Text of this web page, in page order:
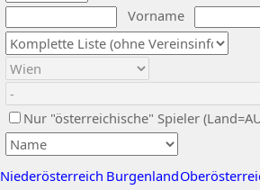
Vorname
Nur "österreichische" Spieler
Niederösterreich Burgenland